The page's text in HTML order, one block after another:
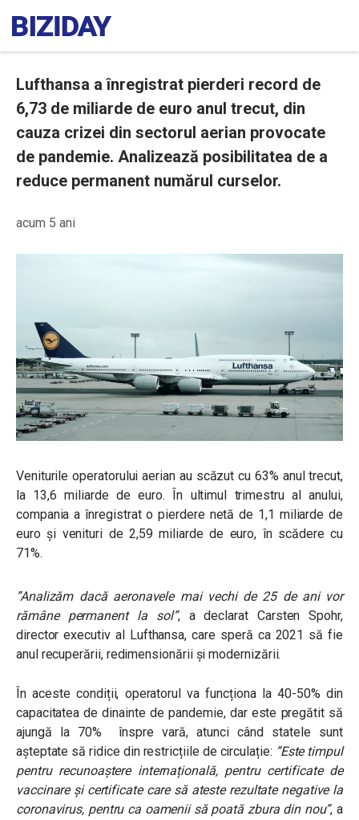
Lufthansa a înregistrat pierderi record de
6,73 de miliarde de euro anul trecut, din
cauza crizei din sectorul aerian provocate
de pandemie. Analizează posibilitatea de a
reduce permanent numărul curselor.
acum 5 ani
Veniturile operatorului aerian au scăzut cu 63% anul trecut,
la 13,6 miliarde de euro. În ultimul trimestru al anului,
compania a înregistrat o pierdere netă de 1,1 miliarde de
euro și venituri de 2,59 miliarde de euro, în scădere cu
71%.
”Analizăm dacă aeronavele mai vechi de 25 de ani vor
rămâne permanent la sol”,a declarat Carsten Spohr,
director executiv al Lufthansa, care speră ca 2021 să fie
anul recuperării, redimensionării și modernizării.
În aceste condiții, operatorul va funcționa la 40-50% din
capacitatea de dinainte de pandemie, dar este pregătit să
ajungă la 70% înspre vară, atunci când statele sunt
așteptate să ridice din restricțiile de circulație: ”Este timpul
pentru recunoaștere internațională, pentru certificate de
vaccinare și certificate care să ateste rezultate negative la
coronavirus, pentru ca oamenii să poată zbura din nou”, a